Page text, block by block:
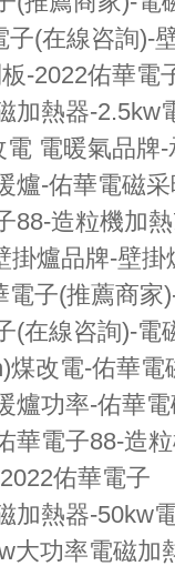
(在線咨詢)-
-2022佑華電
加熱器-2.5kw
電暖氣品牌
爐-佑華電磁
88-造粒機加
掛爐品牌-壁掛
子(推薦商家
(在線咨詢)-電
煤改電-佑華電
爐功率-佑華
華電子88-造
佑華電子
加熱器-50kw
大功率電磁加